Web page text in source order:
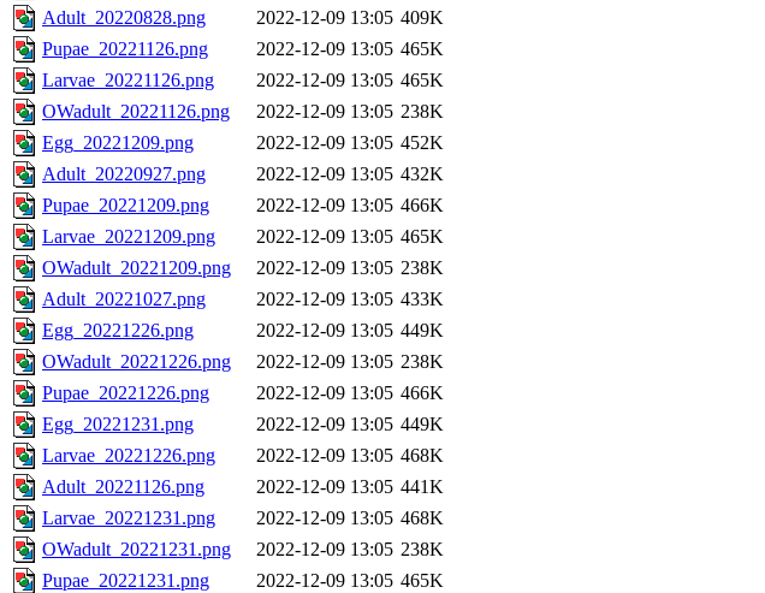
Adult_20220828.png
2022-12-09 13:05 409K
Pupae_20221126.png
2022-12-09 13:05 465K
Larvae_20221126.png
2022-12-09 13:05 465K
OWadult_20221126.png
2022-12-09 13:05 238K
Egg_20221209.png
2022-12-09 13:05 452K
Adult_20220927.png
2022-12-09 13:05 432K
Pupae_20221209.png
2022-12-09 13:05 466K
Larvae_20221209.png
2022-12-09 13:05 465K
OWadult_20221209.png
2022-12-09 13:05 238K
Adult_20221027.png
2022-12-09 13:05 433K
Egg_20221226.png
2022-12-09 13:05 449K
OWadult_20221226.png
2022-12-09 13:05 238K
Pupae_20221226.png
2022-12-09 13:05 466K
Egg_20221231.png
2022-12-09 13:05 449K
Larvae_20221226.png
2022-12-09 13:05 468K
Adult_20221126.png
2022-12-09 13:05 441K
Larvae_20221231.png
2022-12-09 13:05 468K
OWadult_20221231.png
2022-12-09 13:05 238K
Pupae_20221231.png
2022-12-09 13:05 465K